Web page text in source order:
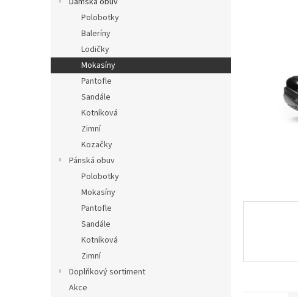
a
Polobotky
Baleríny
Lodičky
Mokasíny
Pantofle
Sandále
Kotníková
Zimní
Kozačky
Pánská obuv
Polobotky
Mokasíny
Pantofle
Sandále
Kotníková
Zimní
Doplňkový sortiment
Akce